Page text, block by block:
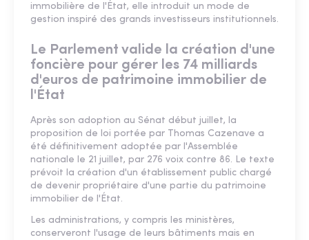
immobilière de l'État, elle introduit un mode de
gestion inspiré des grands investisseurs institutionnels.
Le Parlement valide la création d'une
foncière pour gérer les 74 milliards
d'euros de patrimoine immobilier de
l'État
Après son adoption au Sénat début juillet, la
proposition de loi portée par Thomas Cazenave a
été définitivement adoptée par l'Assemblée
nationale le 21 juillet, par 276 voix contre 86. Le texte
prévoit la création d'un établissement public chargé
de devenir propriétaire d'une partie du patrimoine
immobilier de l'État.
Les administrations, y compris les ministères,
conserveront l'usage de leurs bâtiments mais en